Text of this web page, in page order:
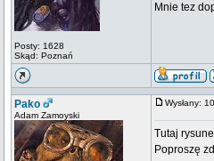
Posty: 1628
Skąd: Poznań
Mnie tez
Pako
Adam Zamoyski
Wysłany:
Tutaj
Poproszę